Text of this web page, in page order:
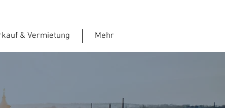
& Vermietung Mehr